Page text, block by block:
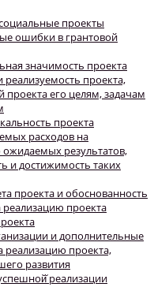
проекты
ошибки в грантовой
значимость проекта
реализуемость проекта,
проекта его целям, задачам
проекта
расходов на
результатов,
и достижимость таких
проекта и обоснованность
проекта
и дополнительные
реализацию проекта,
развития
реализации